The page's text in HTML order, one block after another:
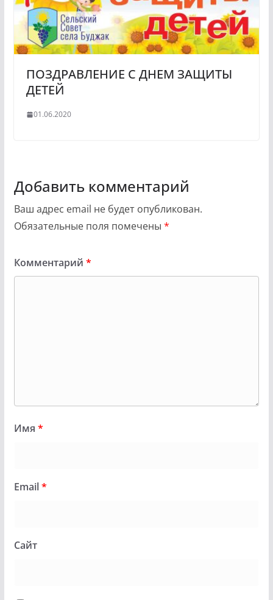
ПОЗДРАВЛЕНИЕ С ДНЕМ ЗАЩИТЫ
ДЕТЕЙ
01.06.2020
Добавить комментарий
Ваш адрес email не будет опубликован.
Обязательные поля помечены *
Комментарий *
Имя *
Email*
Сайт